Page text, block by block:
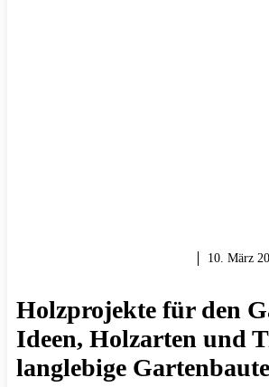
10. März
Holzprojekte für den
Ideen, Holzarten und
langlebige